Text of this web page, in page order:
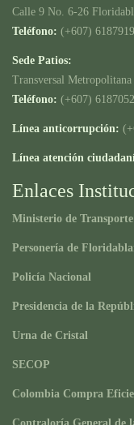
Calle 9 No. 6-26
Teléfono: (+607) 6187919
Sede Patios:
Transversal
Teléfono: (+607) 6187052
Línea anticorrupción:
Línea atención
Enlaces
Ministerio de Transporte
Personería de
Policía Nacional
Presidencia de la
Urna de Cristal
SECOP
Colombia Compra